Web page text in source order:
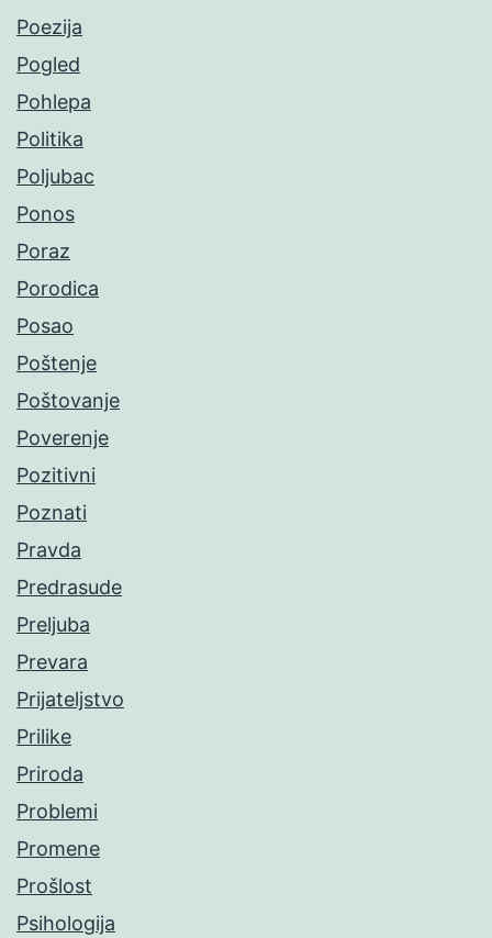
Poezija
Pogled
Pohlepa
Politika
Poljubac
Ponos
Poraz
Porodica
Posao
Poštenje
Poštovanje
Poverenje
Pozitivni
Poznati
Pravda
Predrasude
Preljuba
Prevara
Prijateljstvo
Prilike
Priroda
Problemi
Promene
Prošlost
Psihologija